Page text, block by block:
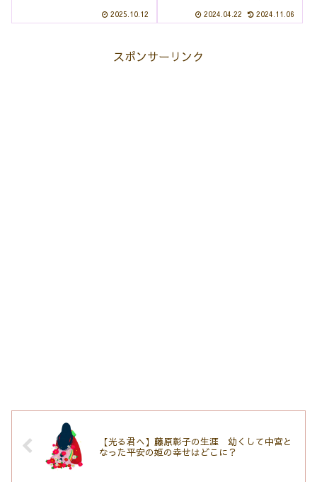
見えたような小説でした。『う
知県の県庁職員でありながら、
2025.10.12
「中学校や高校の修学旅行では
の良さがわかる町だ」という考
えのもと、画家の赤瀬...
2024.04.22 2024.11.06
スポンサーリンク
【光る君へ】藤原彰子の生涯 幼くして中宮と
なった平安の姫の幸せはどこに？